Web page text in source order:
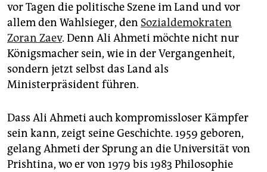
epaper login
vor Tagen die politische Szene im Land und vor
allem den Wahlsieger, den Sozialdemokraten
Zoran Zaev. Denn Ali Ahmeti möchte nicht nur
Königsmacher sein, wie in der Vergangenheit,
sondern jetzt selbst das Land als
Ministerpräsident führen.
Dass Ali Ahmeti auch kompromissloser Kämpfer
sein kann, zeigt seine Geschichte. 1959 geboren,
gelang Ahmeti der Sprung an die Universität von
Prishtina, wo er von 1979 bis 1983 Philosophie